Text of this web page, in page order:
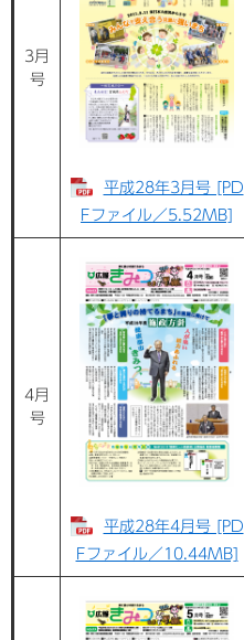
3月
号
平成28年3月号 [PD
Fファイル／5.52MB]
4月
号
平成28年4月号 [PD
Fファイル／10.44MB]